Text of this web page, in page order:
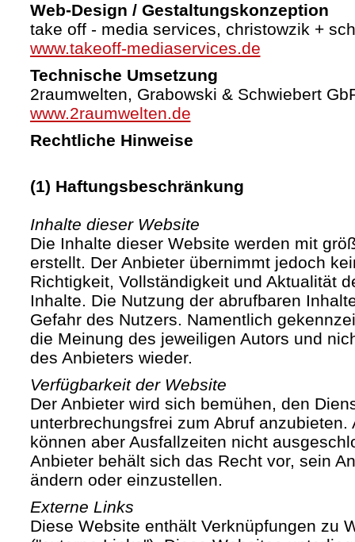
Web-Design / Gestaltungskonzeption
take off - media services, christowzik +
www.takeoff-mediaservices.de
Technische Umsetzung
2raumwelten, Grabowski & Schwiebert
www.2raumwelten.de
Rechtliche Hinweise
(1) Haftungsbeschränkung
Inhalte dieser Website
Die Inhalte dieser Website werden mit
erstellt. Der Anbieter übernimmt jedoch
Richtigkeit, Vollständigkeit und Aktualität
Inhalte. Die Nutzung der abrufbaren
Gefahr des Nutzers. Namentlich
die Meinung des jeweiligen Autors und
des Anbieters wieder.
Verfügbarkeit der Website
Der Anbieter wird sich bemühen, den
unterbrechungsfrei zum Abruf anzubieten.
können aber Ausfallzeiten nicht
Anbieter behält sich das Recht vor, sein
ändern oder einzustellen.
Externe Links
Diese Website enthält Verknüpfungen zu